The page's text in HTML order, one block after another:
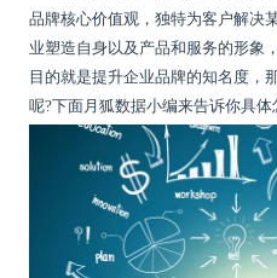
品牌核心价值观，独特为客户解决
业塑造自身以及产品和服务的形象
目的就是提升企业品牌的知名度，
呢?下面月狐数据小编来告诉你具体